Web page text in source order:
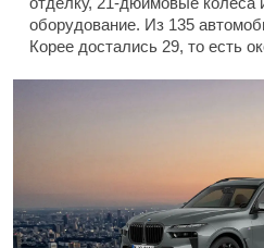
оборудование. Из 135
Корее достались 29, то есть